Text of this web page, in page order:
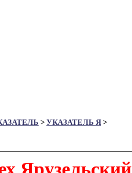
> УКАЗАТЕЛЬ Я >